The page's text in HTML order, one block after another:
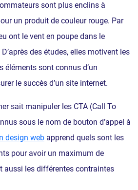
sont plus enclins à
un produit de couleur rouge. Par
ont le vent en poupe dans le
des études, elles motivent les
éléments sont connus d’un
le succès d’un site internet.
sait manipuler les CTA (Call To
sous le nom de bouton d’appel à
design web apprend quels sont les
pour avoir un maximum de
aussi les différentes contraintes